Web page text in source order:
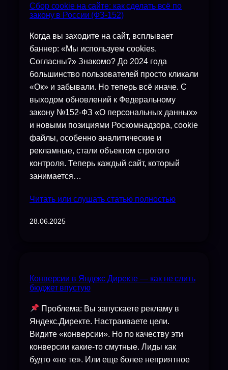
Сбор cookie на сайте: как сделать всё по
закону в России (ФЗ-152)
Когда вы заходите на сайт, всплывает
баннер: «Мы используем cookies.
Согласны?» Знакомо? До 2024 года
большинство пользователей просто кликали
«Ок» и забывали. Но теперь всё иначе. С
выходом обновлений к Федеральному
закону №152-ФЗ «О персональных данных»
и новыми позициями Роскомнадзора, cookie
файлы, особенно аналитические и
рекламные, стали объектом строгого
контроля. Теперь каждый сайт, который
занимается…
Читать или слушать статью полностью
28.06.2025
Конверсии в Яндекс Директе — как не слить
бюджет впустую
Проблема: Вы запускаете рекламу в
Яндекс.Директе. Настраиваете цели.
Видите «конверсии». Но по качеству эти
конверсии какие-то смутные. Лиды как
будто «не те». Или еще более неприятное